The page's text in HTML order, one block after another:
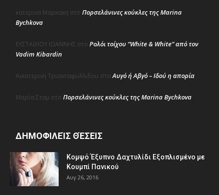
κατερινα Μαρκακη στο Πορσελάνινες κούκλες της Marina
Bychkova
ΕΥΣΤΑΘΙΟΥ ΙΩΑΝΝΗΣ στο Ρολόι τοίχου “White & White” από τον
Vadim Kibardin
Αικατερινη Τριανταφυλλιδου στοΑυγό ή Αβγό – Ιδού η απορία
Μαρία Σταμ στο Πορσελάνινες κούκλες της Marina Bychkova
ΔΗΜΟΦΙΛΕΊΣ ΘΈΣΕΙΣ
Κομψό Έξυπνο Δαχτυλίδι Εξοπλισμένο με
Κουμπί Πανικού
Αυγ 26, 2016